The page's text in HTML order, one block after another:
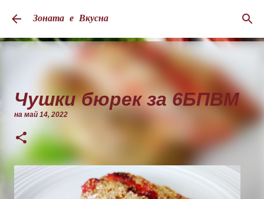
Пропускане към основното съдържание
Зоната е Вкусна
Чушки бюрек за 6БПВМ
на май 14, 2022